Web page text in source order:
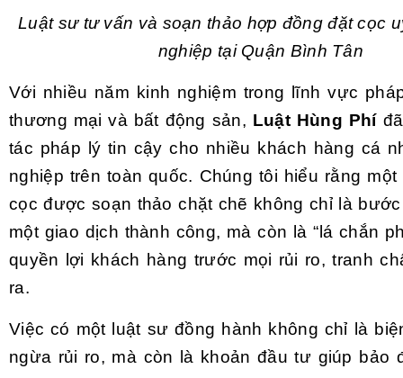
Luật sư tư vấn và soạn thảo hợp đồng đặt cọc
nghiệp tại Quận Bình Tân
Với nhiều năm kinh nghiệm trong lĩnh vực
thương mại và bất động sản, Luật Hùng Phíđã
tác pháp lý tin cậy cho nhiều khách hàng cá
nghiệp trên toàn quốc. Chúng tôi hiểu rằng
cọc được soạn thảo chặt chẽ không chỉ là
một giao dịch thành công, mà còn là “lá chắn
quyền lợi khách hàng trước mọi rủi ro, tranh
ra.
Việc có một luật sư đồng hành không chỉ là
ngừa rủi ro, mà còn là khoản đầu tư giúp bảo